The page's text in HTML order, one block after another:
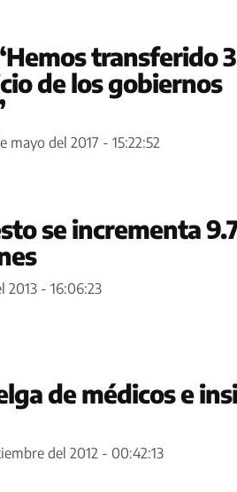
transferido
de los gobiernos
mayo del 2017 - 15:22:52
se incrementa
2013 - 16:06:23
de médicos e
del 2012 - 00:42:13